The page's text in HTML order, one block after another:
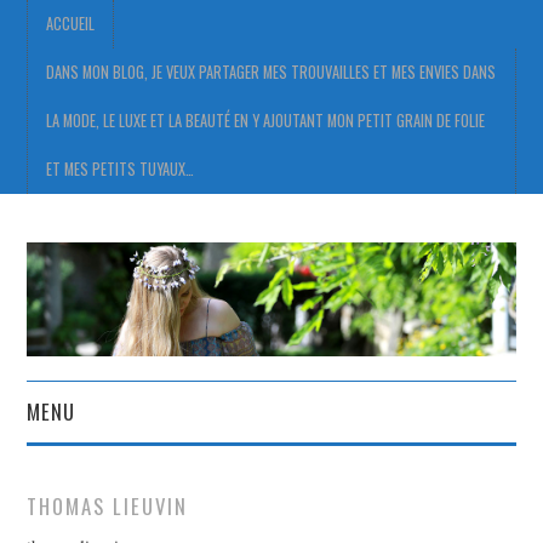
ACCUEIL
DANS MON BLOG, JE VEUX PARTAGER MES TROUVAILLES ET MES ENVIES DANS
LA MODE, LE LUXE ET LA BEAUTÉ EN Y AJOUTANT MON PETIT GRAIN DE FOLIE
ET MES PETITS TUYAUX…
MENU
DANS MON BLOG, JE VEUX
THOMAS LIEUVIN